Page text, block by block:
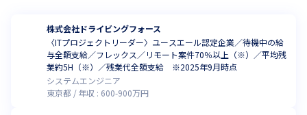
株式会社ドライビングフォース
〈ITプロジェクトリーダー〉ユースエール認定企業／待機中の給
与全額支給／フレックス／リモート案件70％以上（※）／平均残
業約5H（※）／残業代全額支給 ※2025年9月時点
システムエンジニア
東京都
年収 : 600-900万円